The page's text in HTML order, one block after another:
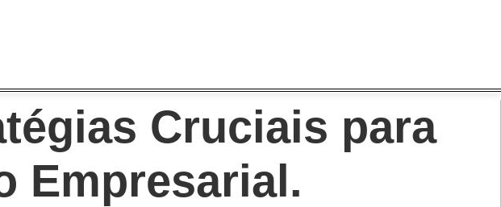
Cruciais para
Empresarial.